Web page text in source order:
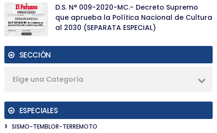
D.S. N° 009-2020-MC.- Decreto Supremo
que aprueba la Política Nacional de Cultura
al 2030 (SEPARATA ESPECIAL)
SECCIÓN
Elige una Categoría
ESPECIALES
SISMO-TEMBLOR-TERREMOTO